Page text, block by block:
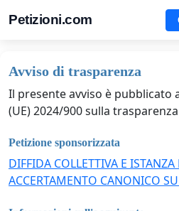
Petizioni.com
Avviso di trasparenza
Il presente avviso è pubblicato
(UE) 2024/900 sulla
Petizione sponsorizzata
DIFFIDA COLLETTIVA E
ACCERTAMENTO CANONICO